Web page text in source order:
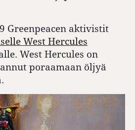
Greenpeacen aktivistit
West Hercules
West Hercules on
poraamaan öljyä